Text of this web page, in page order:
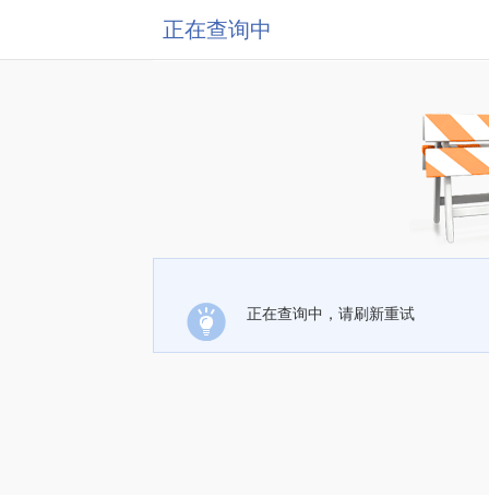
正在查询中
正在查询中，请刷新重试